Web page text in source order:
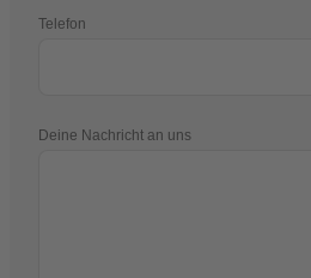
Telefon
Deine Nachricht an uns